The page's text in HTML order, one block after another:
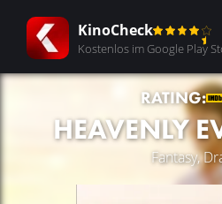
KinoCheck
Kostenlos im Google Play
RATING:
HEAVENLY
Fantasy,